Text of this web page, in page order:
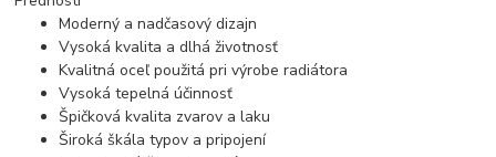
Moderný a nadčasový dizajn
Vysoká kvalita a dlhá životnosť
Kvalitná oceľ použitá pri výrobe radiátora
Vysoká tepelná účinnosť
Špičková kvalita zvarov a laku
Široká škála typov a pripojení